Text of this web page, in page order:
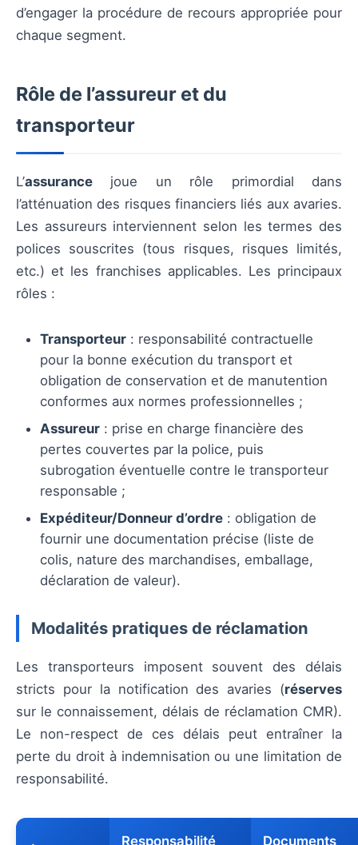
d’engager la procédure de recours appropriée pour
chaque segment.
Rôle de l’assureur et du
transporteur
L’assurance joue un rôle primordial dans
l’atténuation des risques financiers liés aux avaries.
Les assureurs interviennent selon les termes des
polices souscrites (tous risques, risques limités,
etc.) et les franchises applicables. Les principaux
rôles :
Transporteur : responsabilité contractuelle
pour la bonne exécution du transport et
obligation de conservation et de manutention
conformes aux normes professionnelles ;
Assureur : prise en charge financière des
pertes couvertes par la police, puis
subrogation éventuelle contre le transporteur
responsable ;
Expéditeur/Donneur d’ordre : obligation de
fournir une documentation précise (liste de
colis, nature des marchandises, emballage,
déclaration de valeur).
Modalités pratiques de réclamation
Les transporteurs imposent souvent des délais
stricts pour la notification des avaries (réserves
sur le connaissement, délais de réclamation CMR).
Le non-respect de ces délais peut entraîner la
perte du droit à indemnisation ou une limitation de
responsabilité.
Responsabilité Documents